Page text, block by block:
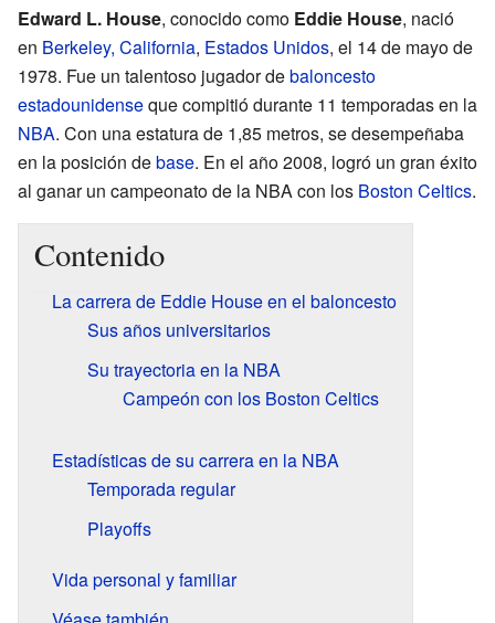
Edward L. House, conocido como Eddie House, nació
en Berkeley, California, Estados Unidos, el 14 de mayo de
1978. Fue un talentoso jugador debaloncesto
estadounidenseque compitió durante 11 temporadas en la
NBA. Con una estatura de 1,85 metros, se desempeñaba
en la posición debase. En el año 2008, logró un gran éxito
al ganar un campeonato de la NBA con los Boston Celtics.
Contenido
La carrera de Eddie House en el baloncesto
Sus años universitarios
Su trayectoria en la NBA
Campeón con los Boston Celtics
Estadísticas de su carrera en la NBA
Temporada regular
Playoffs
Vida personal y familiar